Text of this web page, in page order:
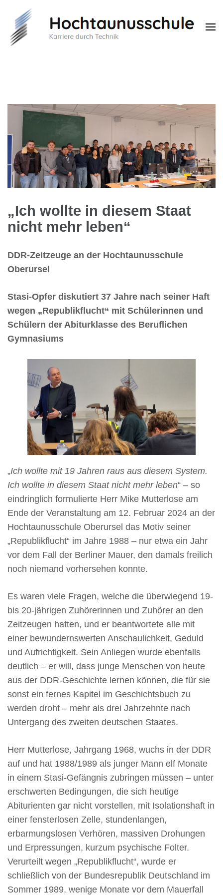
„Ich wollte in diesem Staat
nicht mehr leben“
DDR-Zeitzeuge an der Hochtaunusschule
Oberursel
Stasi-Opfer diskutiert 37 Jahre nach seiner Haft
wegen „Republikflucht“ mit Schülerinnen und
Schülern der Abiturklasse des Beruflichen
Gymnasiums
„Ich wollte mit 19 Jahren raus aus diesem System.
Ich wollte in diesem Staat nicht mehr leben“ – so
eindringlich formulierte Herr Mike Mutterlose am
Ende der Veranstaltung am 12. Februar 2024 an der
Hochtaunusschule Oberursel das Motiv seiner
„Republikflucht“ im Jahre 1988 – nur etwa ein Jahr
vor dem Fall der Berliner Mauer, den damals freilich
noch niemand vorhersehen konnte.
Es waren viele Fragen, welche die überwiegend 19-
bis 20-jährigen Zuhörerinnen und Zuhörer an den
Zeitzeugen hatten, und er beantwortete alle mit
einer bewundernswerten Anschaulichkeit, Geduld
und Aufrichtigkeit. Sein Anliegen wurde ebenfalls
deutlich – er will, dass junge Menschen von heute
aus der DDR-Geschichte lernen können, die für sie
sonst ein fernes Kapitel im Geschichtsbuch zu
werden droht – mehr als drei Jahrzehnte nach
Untergang des zweiten deutschen Staates.
Herr Mutterlose, Jahrgang 1968, wuchs in der DDR
auf und hat 1988/1989 als junger Mann elf Monate
in einem Stasi-Gefängnis zubringen müssen – unter
erschwerten Bedingungen, die sich heutige
Abiturienten gar nicht vorstellen, mit Isolationshaft in
einer fensterlosen Zelle, stundenlangen,
erbarmungslosen Verhören, massiven Drohungen
und Erpressungen, kurzum psychische Folter.
Verurteilt wegen „Republikflucht“, wurde er
schließlich von der Bundesrepublik Deutschland im
Sommer 1989, wenige Monate vor dem Mauerfall